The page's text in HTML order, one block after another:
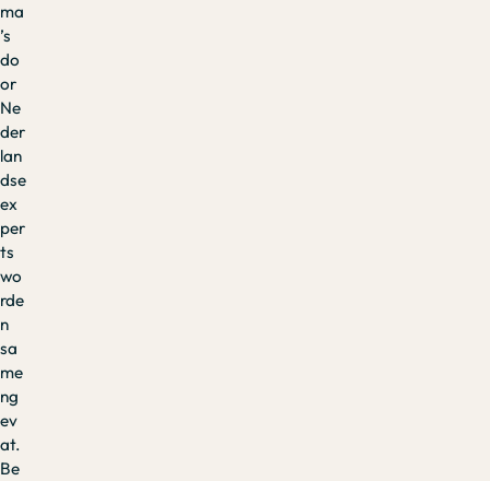
ma
’s
do
or
Ne
der
lan
dse
ex
per
ts
wo
rde
n
sa
me
ng
ev
at.
Be